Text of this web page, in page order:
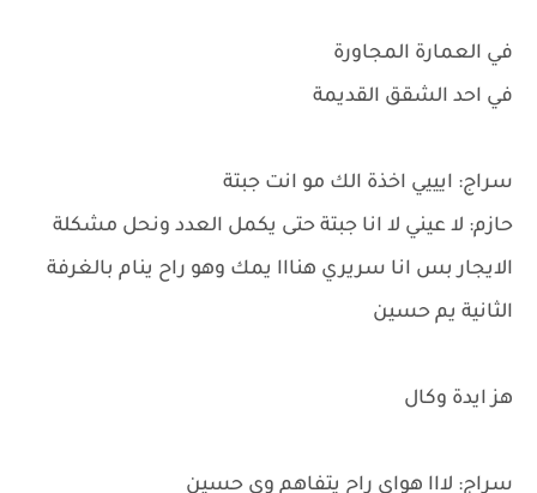
في العمارة المجاورة
في احد الشقق القديمة
سراج: ايييي اخذة الك مو انت جبتة
حازم: لا عيني لا انا جبتة حتى يكمل العدد ونحل مشكلة
الايجار بس انا سريري هنااا يمك وهو راح ينام بالغرفة
الثانية يم حسين
هز ايدة وكال
سراج: لااا هواي راح يتفاهم وي حسين